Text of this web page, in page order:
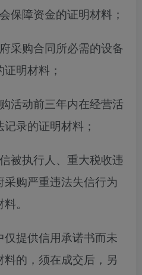
保障资金的证明材料；
采购合同所必需的设备
明材料；
活动前三年内在经营活
录的证明材料；
被执行人、重大税收违
采购严重违法失信行为
。
仅提供信用承诺书而未
料的，须在成交后，另